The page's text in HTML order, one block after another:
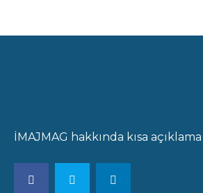
İMAJMAG hakkında kısa açıklama